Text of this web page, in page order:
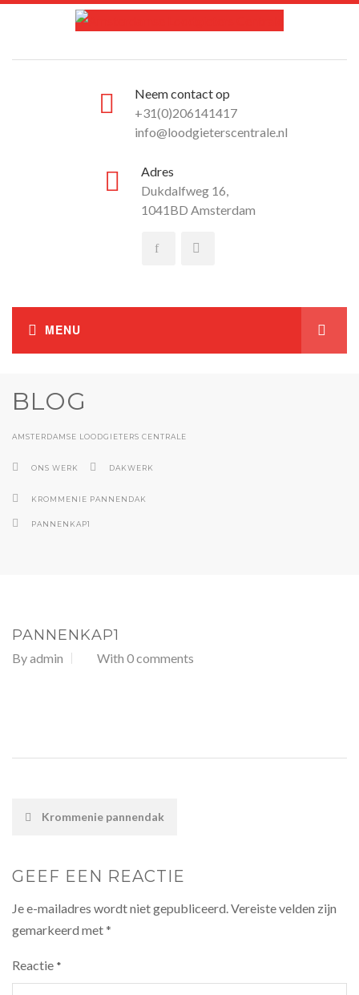
Neem contact op
+31(0)206141417
info@loodgieterscentrale.nl
Adres
Dukdalfweg 16,
1041BD Amsterdam
BLOG
AMSTERDAMSE LOODGIETERS CENTRALE
ONS WERK DAKWERK
KROMMENIE PANNENDAK
PANNENKAP1
PANNENKAP1
Byadmin With 0 comments
POST
Krommenie pannendak
GEEF EEN REACTIE
Je e-mailadres wordt niet gepubliceerd.Vereiste velden zijn
gemarkeerd met*
Reactie *